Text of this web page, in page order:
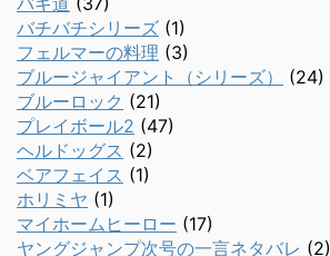
バチバチシリーズ (1)
フェルマーの料理 (3)
ブルージャイアント（シリーズ）
(24)
ブルーロック (21)
プレイボール2 (47)
ヘルドッグス (2)
ベアフェイス (1)
ホリミヤ (1)
マイホームヒーロー (17)
ヤングジャンプ次号の一言ネタバレ (2)